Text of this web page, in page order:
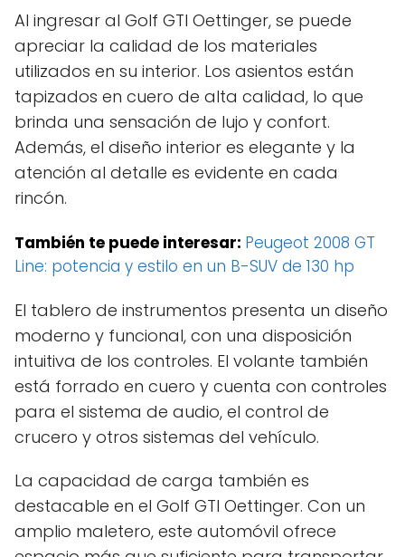
Al ingresar al Golf GTI Oettinger, se puede
apreciar la calidad de los materiales
utilizados en su interior. Los asientos están
tapizados en cuero de alta calidad, lo que
brinda una sensación de lujo y confort.
Además, el diseño interior es elegante y la
atención al detalle es evidente en cada
rincón.
También te puede interesar: Peugeot 2008 GT
Line: potencia y estilo en un B-SUV de 130 hp
El tablero de instrumentos presenta un diseño
moderno y funcional, con una disposición
intuitiva de los controles. El volante también
está forrado en cuero y cuenta con controles
para el sistema de audio, el control de
crucero y otros sistemas del vehículo.
La capacidad de carga también es
destacable en el Golf GTI Oettinger. Con un
amplio maletero, este automóvil ofrece